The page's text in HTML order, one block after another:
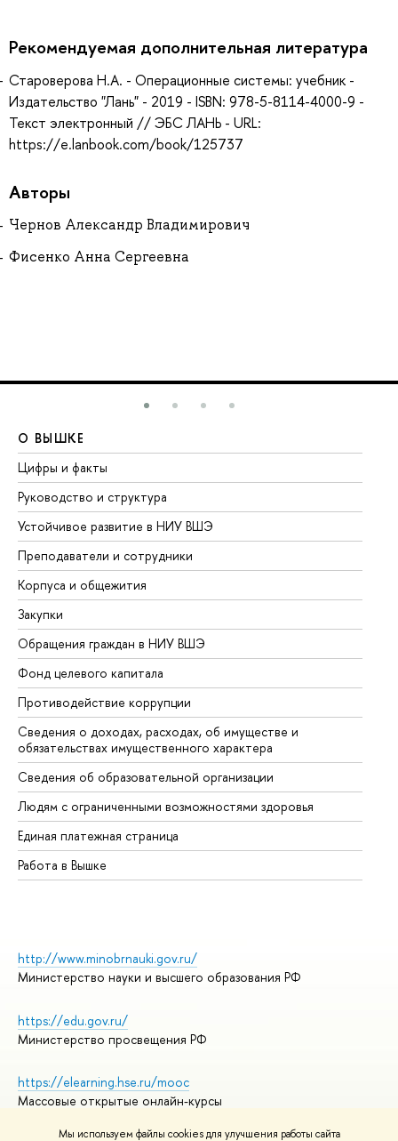
Мы используем файлы cookies для улучшения работы сайта
Рекомендуемая дополнительная литература
Староверова Н.А. - Операционные системы: учебник -
Издательство "Лань" - 2019 - ISBN: 978-5-8114-4000-9 -
Текст электронный // ЭБС ЛАНЬ - URL:
https://e.lanbook.com/book/125737
Авторы
Чернов Александр Владимирович
Фисенко Анна Сергеевна
О ВЫШКЕ
Цифры и факты
Руководство и структура
Устойчивое развитие в НИУ ВШЭ
Преподаватели и сотрудники
Корпуса и общежития
Закупки
Обращения граждан в НИУ ВШЭ
Фонд целевого капитала
Противодействие коррупции
Сведения о доходах, расходах, об имуществе и
обязательствах имущественного характера
Сведения об образовательной организации
Людям с ограниченными возможностями здоровья
Единая платежная страница
Работа в Вышке
http://www.minobrnauki.gov.ru/
Министерство науки и высшего образования РФ
https://edu.gov.ru/
Министерство просвещения РФ
https://elearning.hse.ru/mooc
Массовые открытые онлайн-курсы